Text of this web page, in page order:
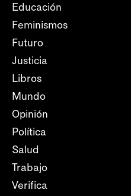
Educación
Feminismos
Futuro
Justicia
Libros
Mundo
Opinión
Política
Salud
Trabajo
Verifica